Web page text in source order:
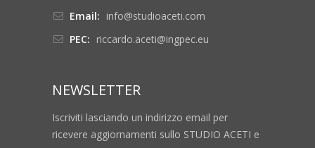
Email: info@studioaceti.com
PEC: riccardo.aceti@ingpec.eu
NEWSLETTER
Iscriviti lasciando un indirizzo email per
ricevere aggiornamenti sullo STUDIO ACETI e